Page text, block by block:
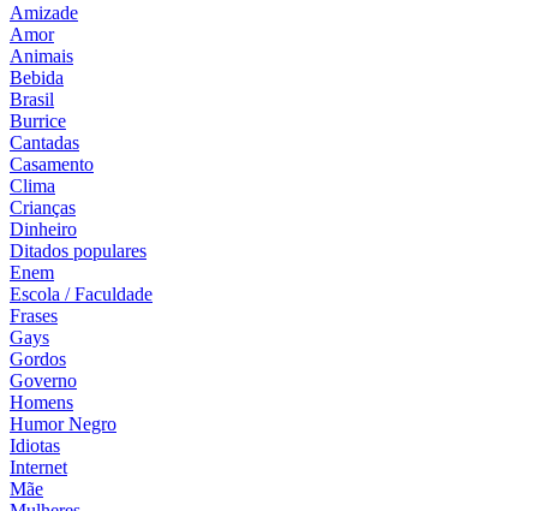
Amizade
Amor
Animais
Bebida
Brasil
Burrice
Cantadas
Casamento
Clima
Crianças
Dinheiro
Ditados populares
Enem
Escola / Faculdade
Frases
Gays
Gordos
Governo
Homens
Humor Negro
Idiotas
Internet
Mãe